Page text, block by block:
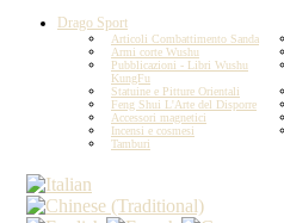
Drago Sport
Articoli Combattimento Sanda
Armi corte Wushu
Pubblicazioni - Libri Wushu
KungFu
Statuine e Pitture Orientali
Feng Shui L'Arte del Disporre
Accessori magnetici
Incensi e cosmesi
Tamburi